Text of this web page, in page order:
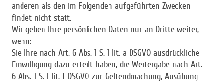
anderen als den im Folgenden aufgeführten Zwecken
findet nicht statt.
Wir geben Ihre persönlichen Daten nur an Dritte weiter,
wenn:
Sie Ihre nach Art. 6 Abs. 1 S. 1 lit. a DSGVO ausdrückliche
Einwilligung dazu erteilt haben, die Weitergabe nach Art.
6 Abs. 1 S. 1 lit. f DSGVO zur Geltendmachung, Ausübung